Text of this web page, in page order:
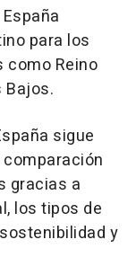
para los
Reino
Bajos.
sigue
gracias a
los tipos de
y